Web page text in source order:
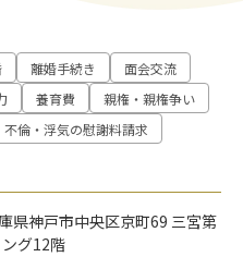
離婚手続き
面会交流
養育費
親権・親権争い
不倫・浮気の慰謝料請求
県神戸市中央区京町69 三宮第
グ12階